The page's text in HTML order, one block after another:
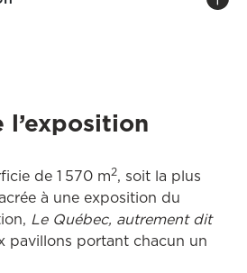
l’exposition
de 1 570 m2, soit la plus
à une exposition du
Le Québec, autrement dit
pavillons portant chacun un